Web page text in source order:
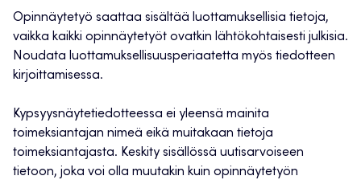
Opinnäytetyö saattaa sisältää luottamuksellisia tietoja,
vaikka kaikki opinnäytetyöt ovatkin lähtökohtaisesti julkisia.
Noudata luottamuksellisuusperiaatetta myös tiedotteen
kirjoittamisessa.
Kypsyysnäytetiedotteessa ei yleensä mainita
toimeksiantajan nimeä eikä muitakaan tietoja
toimeksiantajasta. Keskity sisällössä uutisarvoiseen
tietoon, joka voi olla muutakin kuin opinnäytetyön